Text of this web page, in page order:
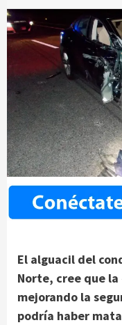
El alguacil del
Norte, cree que
mejorando la
podría haber